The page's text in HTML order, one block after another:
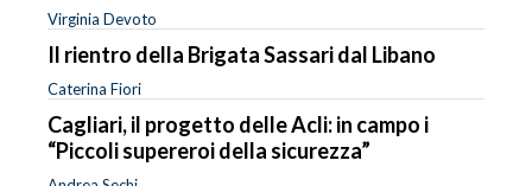
Virginia Devoto
Il rientro della Brigata Sassari dal Libano
Caterina Fiori
Cagliari, il progetto delle Acli: in campo i
“Piccoli supereroi della sicurezza”